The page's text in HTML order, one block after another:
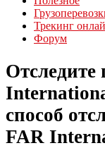
Трекинг
Форум
способ
FAR